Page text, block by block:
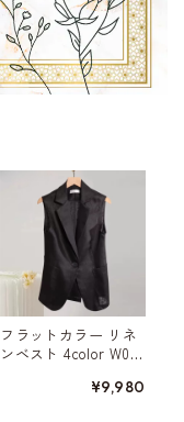
フラットカラー リネ
ンベスト 4color W015
¥9,980